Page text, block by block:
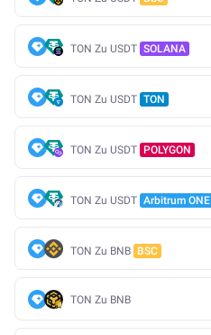
TON Zu USDT SOLANA
TON Zu USDT TON
TON Zu USDT POLYGON
TON Zu USDT Arbitrum ONE
TON Zu BNB BSC
TON Zu BNB